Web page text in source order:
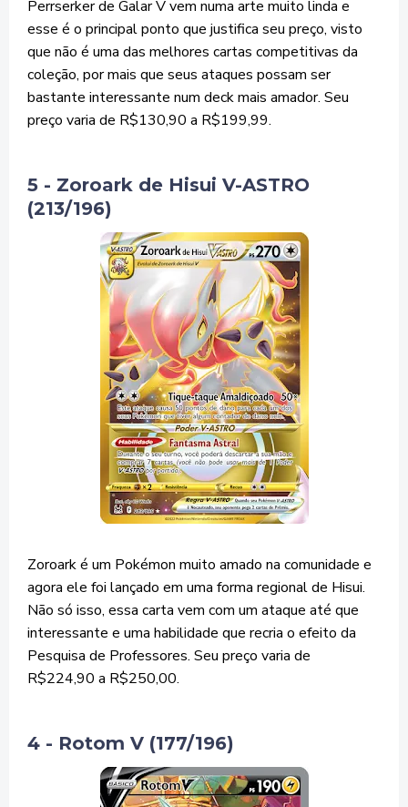
Perrserker de Galar V vem numa arte muito linda e
esse é o principal ponto que justifica seu preço, visto
que não é uma das melhores cartas competitivas da
coleção, por mais que seus ataques possam ser
bastante interessante num deck mais amador. Seu
preço varia de R$130,90 a R$199,99.
5 - Zoroark de Hisui V-ASTRO
(213/196)
Zoroark é um Pokémon muito amado na comunidade e
agora ele foi lançado em uma forma regional de Hisui.
Não só isso, essa carta vem com um ataque até que
interessante e uma habilidade que recria o efeito da
Pesquisa de Professores. Seu preço varia de
R$224,90 a R$250,00.
4 - Rotom V (177/196)